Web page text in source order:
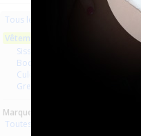
Tous les produits
Vêtements
Sissy
Bodys et autres
Culottes
Grenouillères
Marques :
Toutes les marques